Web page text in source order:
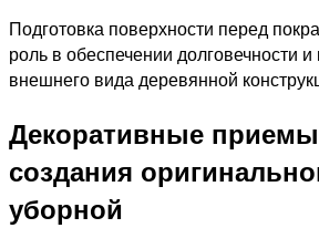
Подготовка поверхности перед
роль в обеспечении долговечности и
внешнего вида деревянной
Декоративные
создания
уборной